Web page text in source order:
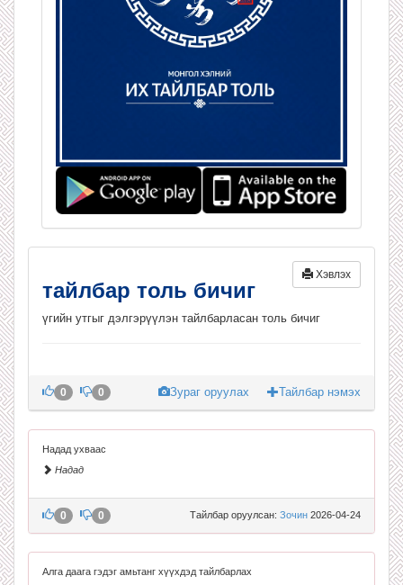
Хэвлэх
тайлбар толь бичиг
үгийн утгыг дэлгэрүүлэн тайлбарласан толь бичиг
Зураг оруулах Тайлбар нэмэх
0 0
Надад ухваас
Надад
Тайлбар оруулсан: Зочин 2026-04-24
0 0
Алга даага гэдэг амьтанг хүүхдэд тайлбарлах